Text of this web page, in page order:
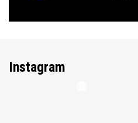
Instagram